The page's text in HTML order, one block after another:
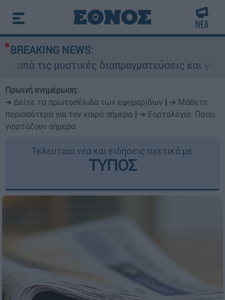
BREAKING NEWS:
διαπραγματεύσεις και γιατί αντιδρούν
Πρωινή ενημέρωση:
➔ Δείτε τα πρωτοσέλιδα των εφημερίδων
➔ Μάθετε
περισσότερα για τον καιρό σήμερα
➔ Εορτολόγιο: Ποιοι
γιορτάζουν σήμερα
Τελευταία νέα και ειδήσεις σχετικά με:
ΤΥΠΟΣ